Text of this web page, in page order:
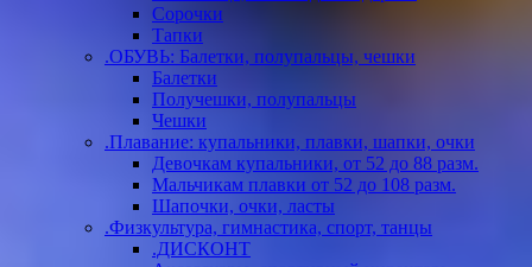
Сорочки
Тапки
.ОБУВЬ: Балетки, полупальцы, чешки
Балетки
Получешки, полупальцы
Чешки
.Плавание: купальники, плавки, шапки, очки
Девочкам купальники, от 52 до 88 разм.
Мальчикам плавки от 52 до 108 разм.
Шапочки, очки, ласты
.Физкультура, гимнастика, спорт, танцы
.ДИСКОНТ